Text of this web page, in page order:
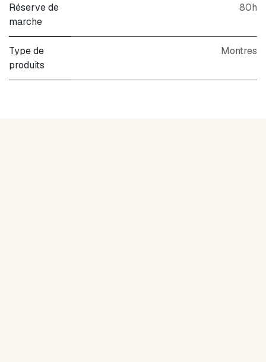
Réserve de
marche
80h
Type de
produits
Montres